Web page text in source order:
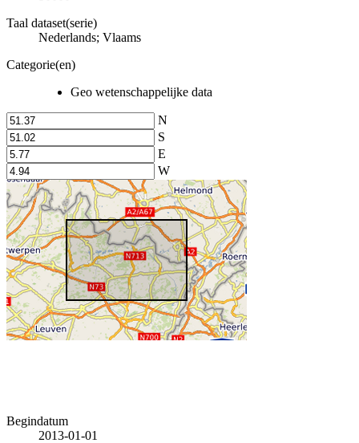
Taal dataset(serie)
Nederlands; Vlaams
Categorie(en)
Geo wetenschappelijke data
N
S
E
W
Begindatum
2013-01-01